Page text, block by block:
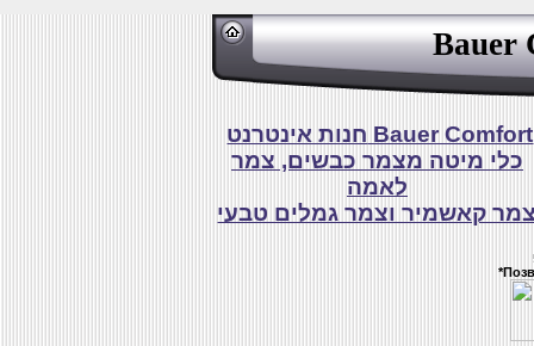
Bauer
חנות אינטרנט Bauer Comfort
כלי מיטה מצמר כבשים, צמר
לאמה
קאשמיר וצמר גמלים טבעי